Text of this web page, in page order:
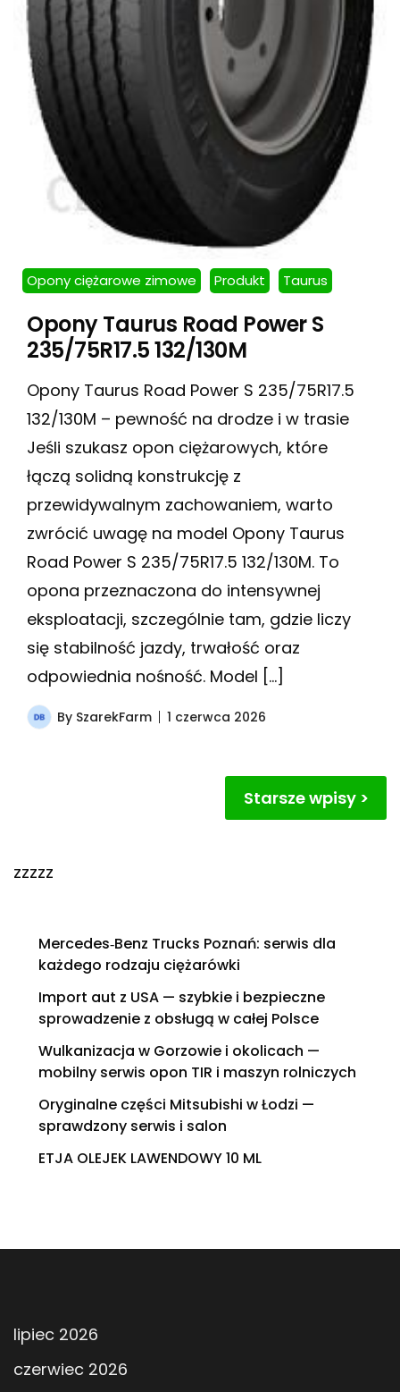
Opony ciężarowe zimowe Produkt Taurus
Opony Taurus Road Power S
235/75R17.5 132/130M
Opony Taurus Road Power S 235/75R17.5
132/130M – pewność na drodze i w trasie
Jeśli szukasz opon ciężarowych, które
łączą solidną konstrukcję z
przewidywalnym zachowaniem, warto
zwrócić uwagę na model Opony Taurus
Road Power S 235/75R17.5 132/130M. To
opona przeznaczona do intensywnej
eksploatacji, szczególnie tam, gdzie liczy
się stabilność jazdy, trwałość oraz
odpowiednia nośność. Model […]
By SzarekFarm 1 czerwca 2026
Starsze wpisy
zzzzz
Mercedes‑Benz Trucks Poznań: serwis dla
każdego rodzaju ciężarówki
Import aut z USA — szybkie i bezpieczne
sprowadzenie z obsługą w całej Polsce
Wulkanizacja w Gorzowie i okolicach —
mobilny serwis opon TIR i maszyn rolniczych
Oryginalne części Mitsubishi w Łodzi —
sprawdzony serwis i salon
ETJA OLEJEK LAWENDOWY 10 ML
lipiec 2026
czerwiec 2026